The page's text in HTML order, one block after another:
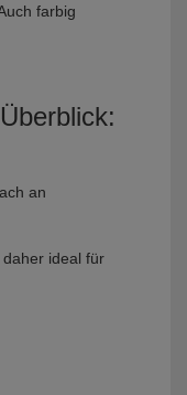
farbig
an
ideal für